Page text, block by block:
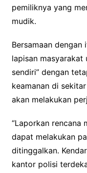
pemiliknya yang
mudik.
Bersamaan dengan
lapisan masyarakat
sendiri” dengan
keamanan di
akan melakukan
“Laporkan rencana
dapat melakukan
ditinggalkan.
kantor polisi